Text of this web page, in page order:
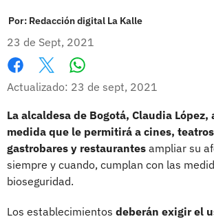
Por: Redacción digital La Kalle
23 de Sept, 2021
Facebook
X
Actualizado: 23 de sept, 2021
La alcaldesa de Bogotá, Claudia
medida que le permitirá a cines,
gastrobares y restaurantes ampliar su
siempre y cuando, cumplan con las
bioseguridad.
Los establecimientos deberán exigir el